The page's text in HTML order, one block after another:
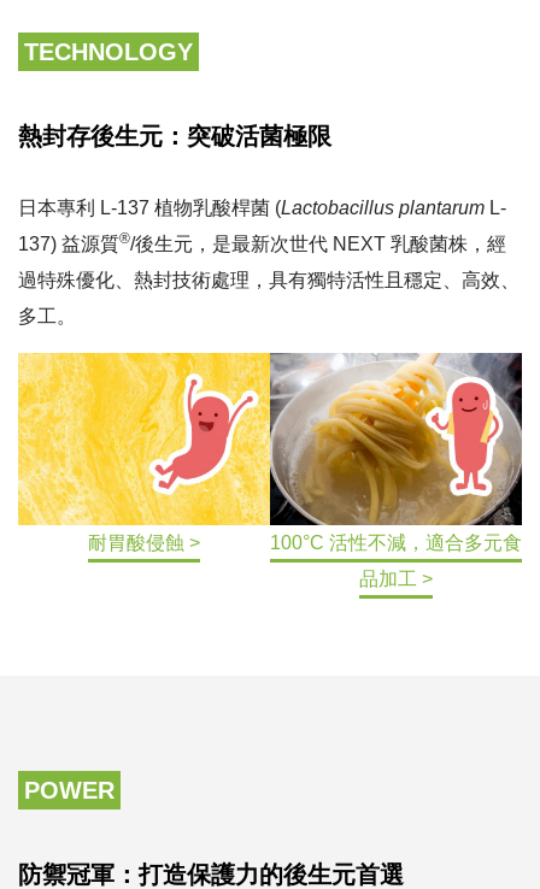
TECHNOLOGY
熱封存後生元：突破活菌極限
日本專利 L-137 植物乳酸桿菌 (Lactobacillus plantarum L-
137) 益源質®/後生元，是最新次世代 NEXT 乳酸菌株，經
過特殊優化、熱封技術處理，具有獨特活性且穩定、高效、
多工。
耐胃酸侵蝕 >
100°C 活性不減，適合多元食
品加工 >
POWER
防禦冠軍：打造保護力的後生元首選